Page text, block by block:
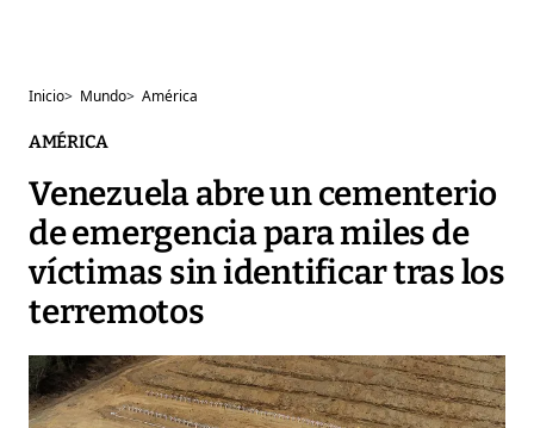
Inicio> Mundo> América
AMÉRICA
Venezuela abre un cementerio
de emergencia para miles de
víctimas sin identificar tras los
terremotos